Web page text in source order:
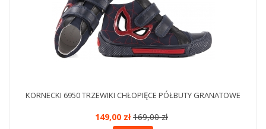
KORNECKI 6950 TRZEWIKI CHŁOPIĘCE PÓŁBUTY GRANATOWE
149,00 zł169,00 zł